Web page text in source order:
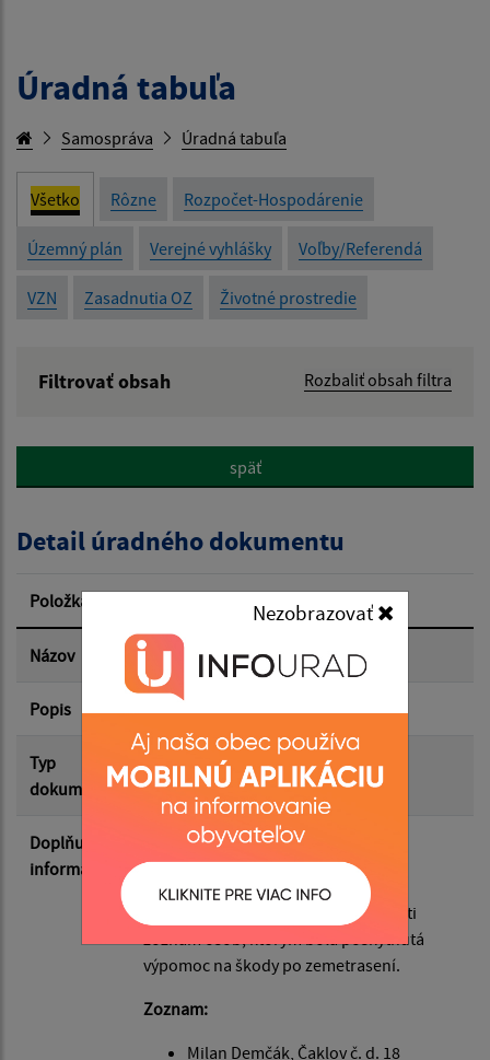
Nezobrazovať
Úradná tabuľa
Samospráva Úradná tabuľa
Všetko Rôzne Rozpočet-Hospodárenie
Územný plán Verejné vyhlášky Voľby/Referendá
VZN Zasadnutia OZ Životné prostredie
Filtrovať obsah Rozbaliť obsah filtra
Popis:
Dátum zverejnenia od:
Dátum zverejnenia do:
Filtrovať Reset
späť
Detail úradného dokumentu
Položka
Názov Zverejnenie
Popis
Typ
dokumentu
Rôzne
Doplňujúce
informácie
OZNÁMENIE
Obec Čaklov zverejňuje v súlade s
povinnosťou informovania verejnosti
zoznam osôb, ktorým bola poskytnutá
výpomoc na škody po zemetrasení.
Zoznam:
Milan Demčák, Čaklov č. d. 18